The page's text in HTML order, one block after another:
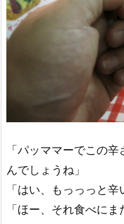
「パッママーでこの
んでしょうね」
「はい、もっっっと辛
「ほー、それ食べにま